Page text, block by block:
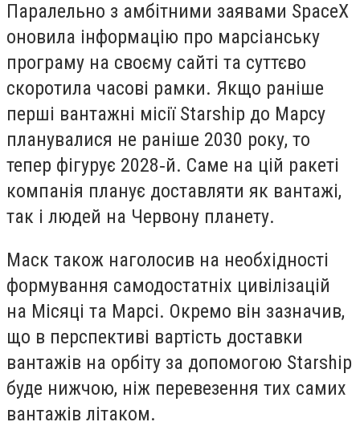
Паралельно з амбітними заявами SpaceX
оновила інформацію про марсіанську
програму на своєму сайті та суттєво
скоротила часові рамки. Якщо раніше
перші вантажні місії Starship до Марсу
планувалися не раніше 2030 року, то
тепер фігурує 2028‑й. Саме на цій ракеті
компанія планує доставляти як вантажі,
так і людей на Червону планету.
Маск також наголосив на необхідності
формування самодостатніх цивілізацій
на Місяці та Марсі. Окремо він зазначив,
що в перспективі вартість доставки
вантажів на орбіту за допомогою Starship
буде нижчою, ніж перевезення тих самих
вантажів літаком.